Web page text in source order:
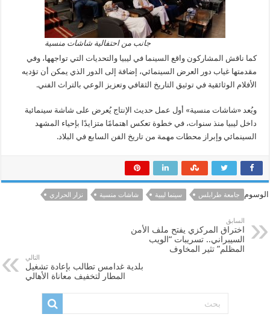
جانب من احتفالية شاشات منسية
كما ناقش المشاركون واقع السينما في ليبيا والتحديات التي تواجهها، وفي
مقدمتها غياب دور العرض السينمائي، إضافة إلى الدور الذي يمكن أن تؤديه
الأفلام الوثائقية في توثيق التاريخ الثقافي وتعزيز الوعي بالتراث الفني.
ويُعد «شاشات منسية» أول عمل حديث الإنتاج يُعرض على شاشة سينمائية
داخل ليبيا منذ سنوات، في خطوة تعكس اهتمامًا متزايدًا بإحياء المشهد
السينمائي وإبراز محطات مهمة من تاريخ الفن السابع في البلاد.
الوسوم جامعة طرابلس‪ سينما ليبية شاشات منسية نزار الحراري
السابق
اختراق المركزي يفتح ملف الأمن
السيبراني.. تسريبات “الويب
المظلم” تثير المخاوف
التالي
بلدية غدامس تطالب بإعادة تشغيل
المطار لتخفيف معاناة الأهالي